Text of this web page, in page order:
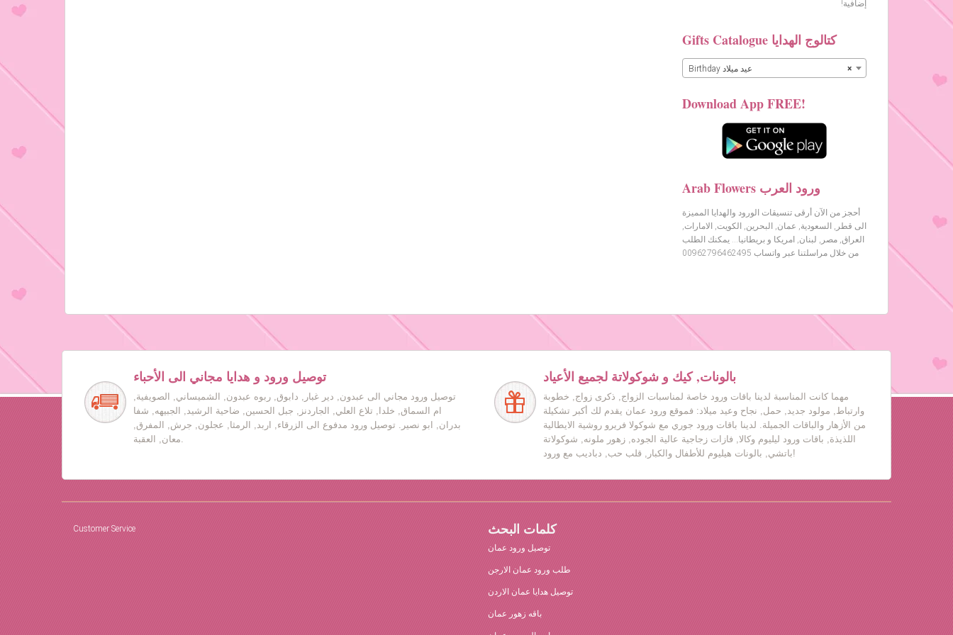
إضافية!
Gifts Catalogue كتالوج الهدايا
× Birthday عيد ميلاد
Download App FREE!
Arab Flowers ورود العرب
أحجز من الآن أرقى تنسيقات الورود والهدايا المميزة
الى قطر, السعودية, عمان, البحرين, الكويت, الامارات,
العراق, مصر, لبنان, امريكا و بريطانيا… يمكنك الطلب
من خلال مراسلتنا عبر واتساب 00962796462495
توصيل ورود و هدايا مجاني الى الأحباء
توصيل ورود مجاني الى عبدون, دير غبار, دابوق, ربوه عبدون, الشميساني, الصويفية,
ام السماق, خلدا, تلاع العلي, الجاردنز, جبل الحسين, ضاحية الرشيد, الجبيهه, شفا
بدران, ابو نصير. توصيل ورود مدفوع الى الزرقاء, اربد, الرمثا, عجلون, جرش, المفرق,
معان, العقبة.
بالونات, كيك و شوكولاتة لجميع الأعياد
مهما كانت المناسبة لدينا باقات ورود خاصة لمناسبات الزواج, ذكرى زواج, خطوبة
وارتباط, مولود جديد, حمل, نجاح وعيد ميلاد: فموقع ورود عمان يقدم لك أكبر تشكيلة
من الأزهار والباقات الجميلة. لدينا باقات ورود جوري مع شوكولا فريرو روشية الايطالية
اللذيذة, باقات ورود ليليوم وكالا, فازات زجاجية عالية الجوده, زهور ملونه, شوكولاتة
باتشي, بالونات هيليوم للأطفال والكبار, قلب حب, دباديب مع ورود!
Customer Service كلمات البحث
توصيل ورود عمان
طلب ورود عمان الارجن
توصيل هدايا عمان الاردن
باقه زهور عمان